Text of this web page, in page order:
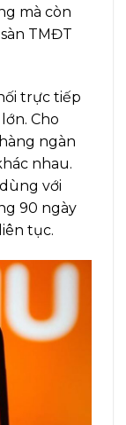
mà còn
TMĐT
trực tiếp
Cho
ngàn
nhau.
với
90 ngày
tục.